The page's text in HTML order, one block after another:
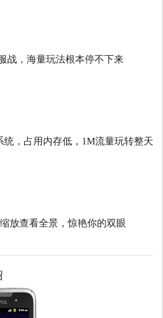
战，海量玩法根本停不下来
，占用内存低， 1M流量玩转整天
缩放查看全景，惊艳你的双眼